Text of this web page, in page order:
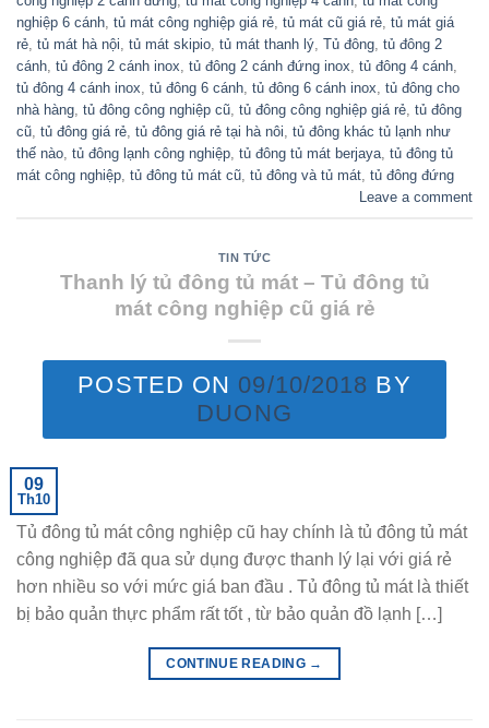
nghiệp 6 cánh, tủ mát công nghiệp giá rẻ, tủ mát cũ giá rẻ, tủ mát giá
rẻ, tủ mát hà nội, tủ mát skipio, tủ mát thanh lý, Tủ đông, tủ đông 2
cánh, tủ đông 2 cánh inox, tủ đông 2 cánh đứng inox, tủ đông 4 cánh,
tủ đông 4 cánh inox, tủ đông 6 cánh, tủ đông 6 cánh inox, tủ đông cho
nhà hàng, tủ đông công nghiệp cũ, tủ đông công nghiệp giá rẻ, tủ đông
cũ, tủ đông giá rẻ, tủ đông giá rẻ tại hà nôi, tủ đông khác tủ lạnh như
thế nào, tủ đông lạnh công nghiệp, tủ đông tủ mát berjaya, tủ đông tủ
mát công nghiệp, tủ đông tủ mát cũ, tủ đông và tủ mát, tủ đông đứng
Leave a comment
TIN TỨC
Thanh lý tủ đông tủ mát – Tủ đông tủ
mát công nghiệp cũ giá rẻ
POSTED ON 09/10/2018 BY
DUONG
09
Th10
Tủ đông tủ mát công nghiệp cũ hay chính là tủ đông tủ mát
công nghiệp đã qua sử dụng được thanh lý lại với giá rẻ
hơn nhiều so với mức giá ban đầu . Tủ đông tủ mát là thiết
bị bảo quản thực phẩm rất tốt , từ bảo quản đồ lạnh […]
CONTINUE READING →